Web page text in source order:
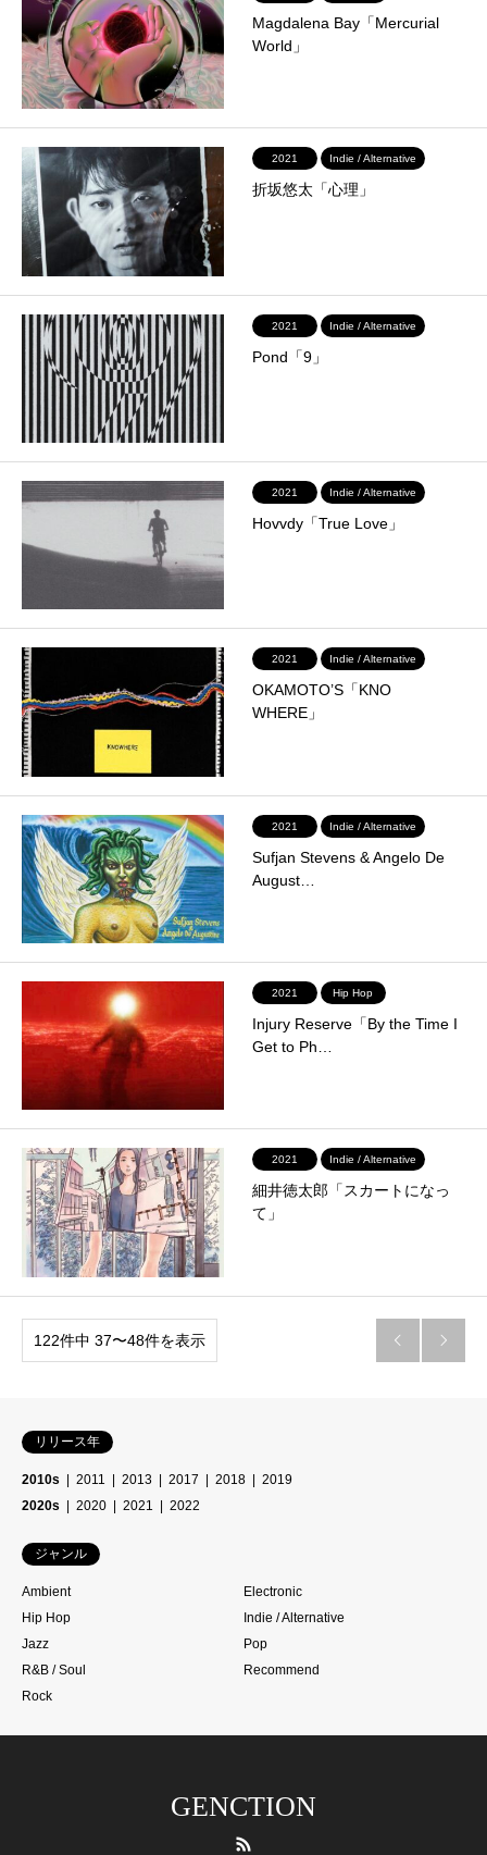
Magdalena Bay「Mercurial
World」
2021 Indie / Alternative
折坂悠太「心理」
2021 Indie / Alternative
Pond「9」
2021 Indie / Alternative
Hovvdy「True Love」
2021 Indie / Alternative
OKAMOTO’S「KNO
WHERE」
2021 Indie / Alternative
Sufjan Stevens & Angelo De
August…
2021 Hip Hop
Injury Reserve「By the Time I
Get to Ph…
2021 Indie / Alternative
細井徳太郎「スカートになっ
て」
122件中 37〜48件を表示  
リリース年
2010s 2011 2013 2017 2018
2019
2020s
2020 2021 2022
ジャンル
Ambient
Electronic
Hip Hop
Indie / Alternative
Jazz
Pop
R&B / Soul
Recommend
Rock
GENCTION